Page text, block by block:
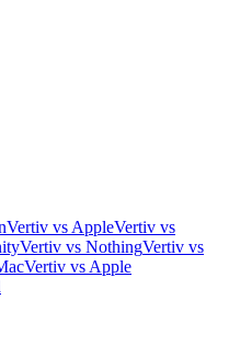
Vertiv vs AppleVertiv vs
Vertiv vs NothingVertiv vs
Vertiv vs Apple